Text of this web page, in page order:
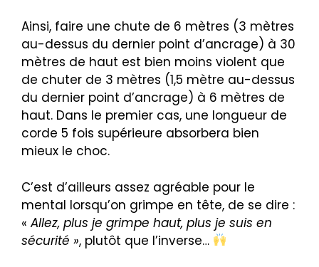
Ainsi, faire une chute de 6 mètres (3 mètres
au-dessus du dernier point d’ancrage) à 30
mètres de haut est bien moins violent que
de chuter de 3 mètres (1,5 mètre au-dessus
du dernier point d’ancrage) à 6 mètres de
haut. Dans le premier cas, une longueur de
corde 5 fois supérieure absorbera bien
mieux le choc.
C’est d’ailleurs assez agréable pour le
mental lorsqu’on grimpe en tête, de se dire :
«Allez, plus je grimpe haut, plus je suis en
sécurité », plutôt que l’inverse…